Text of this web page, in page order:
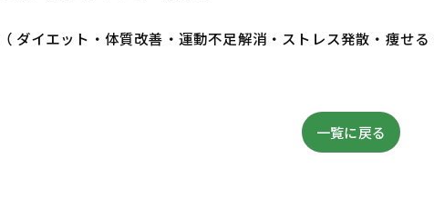
ダイエット・体質改善・運動不足解消・ストレス発散・痩せ
一覧に戻る